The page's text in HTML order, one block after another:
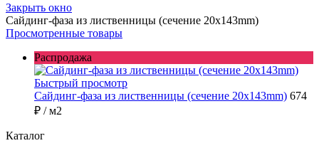
Закрыть окно
Сайдинг-фаза из лиственницы (сечение 20x143mm)
Просмотренные товары
Распродажа
Быстрый просмотр
Сайдинг-фаза из лиственницы (сечение 20x143mm) 674
₽ / м2
Каталог